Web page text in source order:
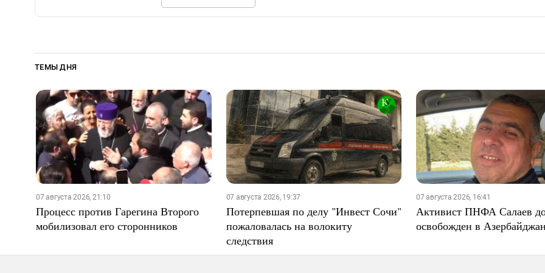
ТЕМЫ ДНЯ
07 августа 2026, 21:10
Процесс против Гарегина Второго
мобилизовал его сторонников
07 августа 2026, 19:37
Потерпевшая по делу "Инвест Сочи"
пожаловалась на волокиту
следствия
07 августа 2026, 16:41
Активист ПНФА Салаев
освобожден в